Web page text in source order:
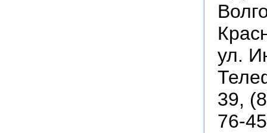
ул.
39,
76-